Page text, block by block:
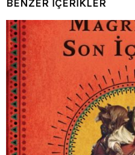
BENZER İÇERİKLER